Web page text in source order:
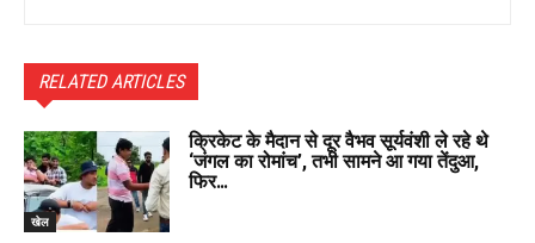
RELATED ARTICLES
खेल
क्रिकेट के मैदान से दूर वैभव सूर्यवंशी ले रहे थे
‘जंगल का रोमांच’, तभी सामने आ गया तेंदुआ,
फिर…